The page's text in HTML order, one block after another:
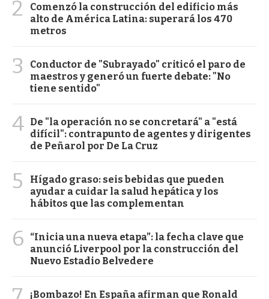
2
Comenzó la construcción del edificio más
alto de América Latina: superará los 470
metros
3
Conductor de "Subrayado" criticó el paro de
maestros y generó un fuerte debate: "No
tiene sentido"
4 De "la operación no se concretará" a "está
difícil": contrapunto de agentes y dirigentes
de Peñarol por De La Cruz
5
Hígado graso: seis bebidas que pueden
ayudar a cuidar la salud hepática y los
hábitos que las complementan
6
“Inicia una nueva etapa”: la fecha clave que
anunció Liverpool por la construcción del
Nuevo Estadio Belvedere
¡Bombazo! En España afirman que Ronald